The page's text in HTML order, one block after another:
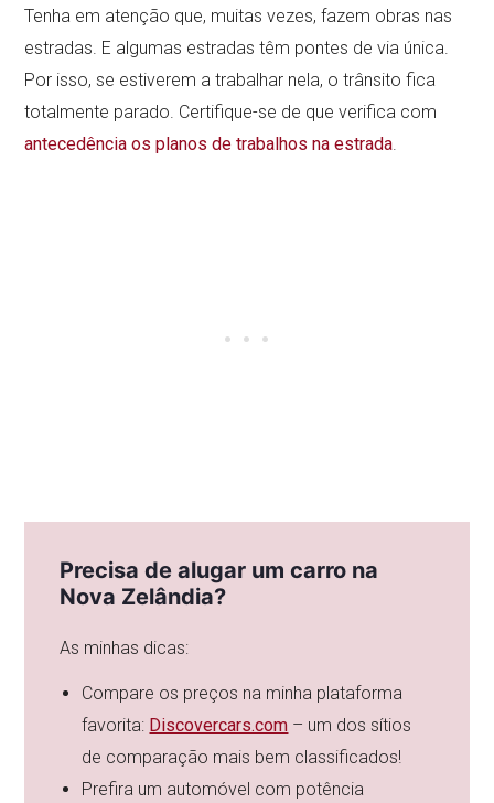
Tenha em atenção que, muitas vezes, fazem obras nas
estradas. E algumas estradas têm pontes de via única.
Por isso, se estiverem a trabalhar nela, o trânsito fica
totalmente parado. Certifique-se de que verifica com
antecedência os planos de trabalhos na estrada.
Precisa de alugar um carro na
Nova Zelândia?
As minhas dicas:
Compare os preços na minha plataforma
favorita: Discovercars.com – um dos sítios
de comparação mais bem classificados!
Prefira um automóvel com potência